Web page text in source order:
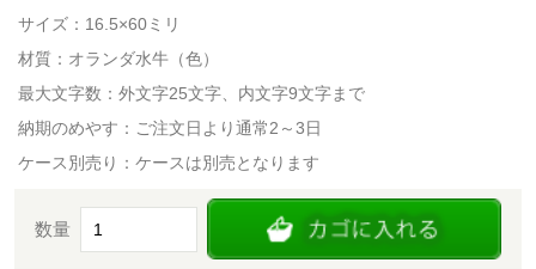
サイズ：16.5×60ミリ
材質：オランダ水牛（色）
最大文字数：外文字25文字、内文字9文字まで
納期のめやす：ご注文日より通常2～3日
ケース別売り：ケースは別売となります
数量